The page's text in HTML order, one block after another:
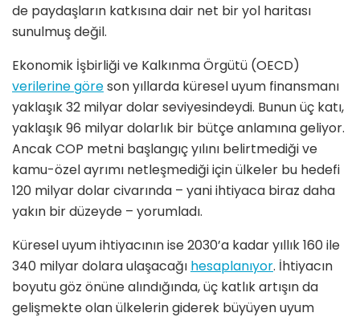
de paydaşların katkısına dair net bir yol haritası
sunulmuş değil.
Ekonomik İşbirliği ve Kalkınma Örgütü (OECD)
verilerine göreson yıllarda küresel uyum finansmanı
yaklaşık 32 milyar dolar seviyesindeydi. Bunun üç katı,
yaklaşık 96 milyar dolarlık bir bütçe anlamına geliyor.
Ancak COP metni başlangıç yılını belirtmediği ve
kamu-özel ayrımı netleşmediği için ülkeler bu hedefi
120 milyar dolar civarında – yani ihtiyaca biraz daha
yakın bir düzeyde – yorumladı.
Küresel uyum ihtiyacının ise 2030’a kadar yıllık 160 ile
340 milyar dolara ulaşacağı hesaplanıyor. İhtiyacın
boyutu göz önüne alındığında, üç katlık artışın da
gelişmekte olan ülkelerin giderek büyüyen uyum